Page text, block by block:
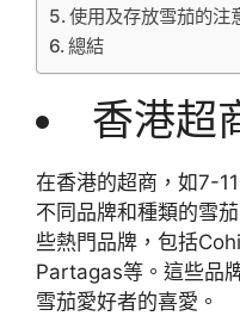
使用及存放雪茄的注
總結
香港超
在香港的超商，如7-
不同品牌和種類的雪
些熱門品牌，包括
Partagas等。這些品
雪茄愛好者的喜愛。